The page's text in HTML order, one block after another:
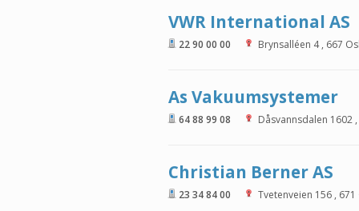
VWR International AS
22 90 00 00 Brynsalléen 4, 667
As Vakuumsystemer
64 88 99 08 Dåsvannsdalen 1602 ,
Christian Berner AS
23 34 84 00 Tvetenveien 156 , 671